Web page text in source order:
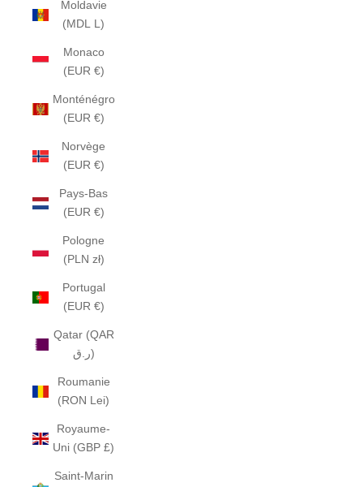
Moldavie
(MDL L)
Monaco
(EUR €)
Monténégro
(EUR €)
Norvège
(EUR €)
Pays-Bas
(EUR €)
Pologne
(PLN zł)
Portugal
(EUR €)
Qatar (QAR
ر.ق)
Roumanie
(RON Lei)
Royaume-
Uni (GBP £)
Saint-Marin